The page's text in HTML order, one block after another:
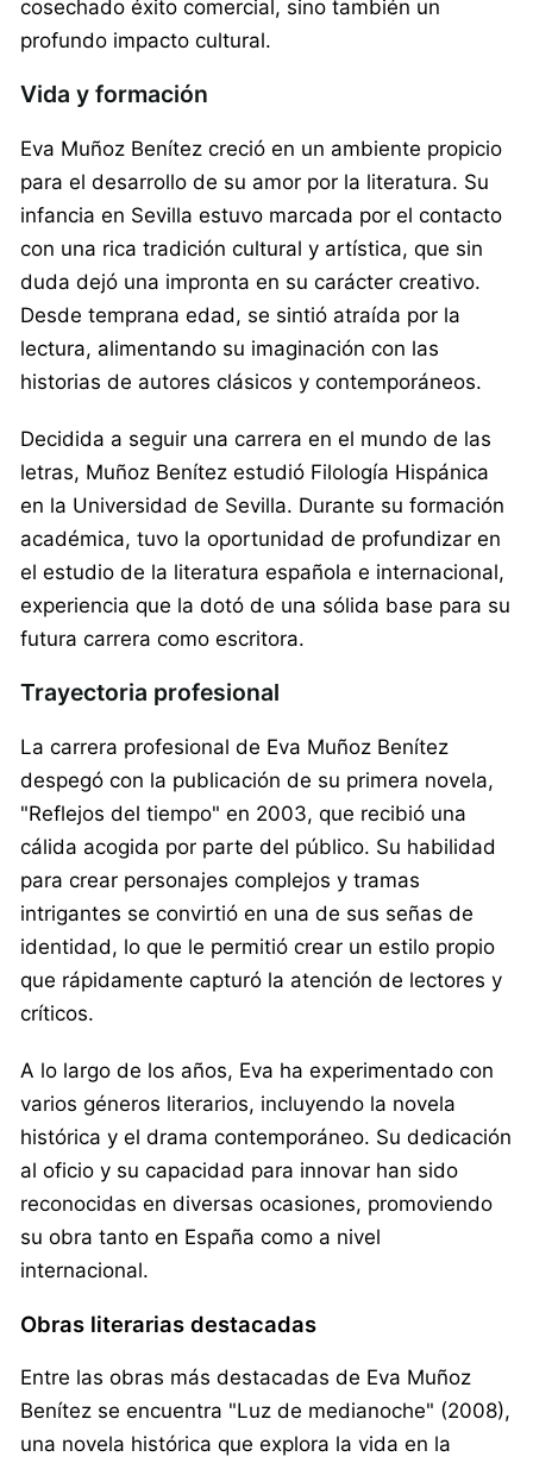
cosechado éxito comercial, sino también un
profundo impacto cultural.
Vida y formación
Eva Muñoz Benítez creció en un ambiente propicio
para el desarrollo de su amor por la literatura. Su
infancia en Sevilla estuvo marcada por el contacto
con una rica tradición cultural y artística, que sin
duda dejó una impronta en su carácter creativo.
Desde temprana edad, se sintió atraída por la
lectura, alimentando su imaginación con las
historias de autores clásicos y contemporáneos.
Decidida a seguir una carrera en el mundo de las
letras, Muñoz Benítez estudió Filología Hispánica
en la Universidad de Sevilla. Durante su formación
académica, tuvo la oportunidad de profundizar en
el estudio de la literatura española e internacional,
experiencia que la dotó de una sólida base para su
futura carrera como escritora.
Trayectoria profesional
La carrera profesional de Eva Muñoz Benítez
despegó con la publicación de su primera novela,
"Reflejos del tiempo" en 2003, que recibió una
cálida acogida por parte del público. Su habilidad
para crear personajes complejos y tramas
intrigantes se convirtió en una de sus señas de
identidad, lo que le permitió crear un estilo propio
que rápidamente capturó la atención de lectores y
críticos.
A lo largo de los años, Eva ha experimentado con
varios géneros literarios, incluyendo la novela
histórica y el drama contemporáneo. Su dedicación
al oficio y su capacidad para innovar han sido
reconocidas en diversas ocasiones, promoviendo
su obra tanto en España como a nivel
internacional.
Obras literarias destacadas
Entre las obras más destacadas de Eva Muñoz
Benítez se encuentra "Luz de medianoche" (2008),
una novela histórica que explora la vida en la